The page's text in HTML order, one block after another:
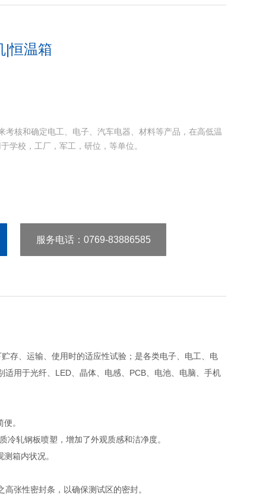
|恒温箱
考核和确定电工、电子、汽车电器、材料等产品，在高低温
学校，工厂，军工，研位，等单位。
服务电话：0769-83886585
存、运输、使用时的适应性试验；是各类电子、电工、电
用于光纤、LED、晶体、电感、PCB、电池、电脑、手机
。
轧钢板喷塑，增加了外观质感和洁净度。
箱内状况。
张性密封条，以确保测试区的密封。